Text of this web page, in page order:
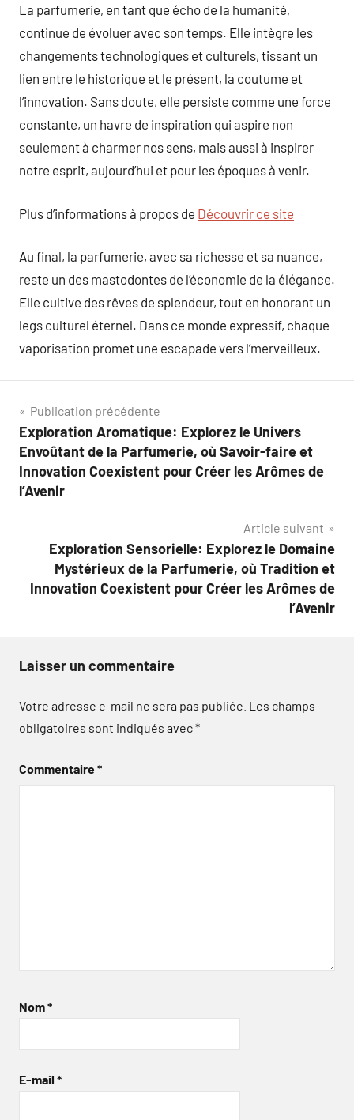
La parfumerie, en tant que écho de la humanité,
continue de évoluer avec son temps. Elle intègre les
changements technologiques et culturels, tissant un
lien entre le historique et le présent, la coutume et
l’innovation. Sans doute, elle persiste comme une force
constante, un havre de inspiration qui aspire non
seulement à charmer nos sens, mais aussi à inspirer
notre esprit, aujourd’hui et pour les époques à venir.
Plus d’informations à propos de Découvrir ce site
Au final, la parfumerie, avec sa richesse et sa nuance,
reste un des mastodontes de l’économie de la élégance.
Elle cultive des rêves de splendeur, tout en honorant un
legs culturel éternel. Dans ce monde expressif, chaque
vaporisation promet une escapade vers l’merveilleux.
Navigation
de
l’article
Publication précédente
Exploration Aromatique: Explorez le Univers
Envoûtant de la Parfumerie, où Savoir-faire et
Innovation Coexistent pour Créer les Arômes de
l’Avenir
Article suivant
Exploration Sensorielle: Explorez le Domaine
Mystérieux de la Parfumerie, où Tradition et
Innovation Coexistent pour Créer les Arômes de
l’Avenir
Laisser un commentaire
Votre adresse e-mail ne sera pas publiée. Les champs
obligatoires sont indiqués avec*
Commentaire*
Nom*
E-mail *